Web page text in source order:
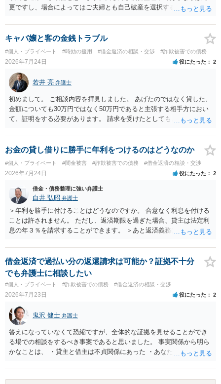
更ですし、場合によってはご夫婦とも自己破産を選択する方法もある
キャバ嬢と客の金銭トラブル
#個人・プライベート #時効の援用 #借金返済の相談・交渉 #詐欺被害での債務
2026年7月24日 役にたった 2
若井 亮 弁護士
初めまして。 ご相談内容を拝見しました。 あげたのではなく貸した、
金額についても30万円ではなく50万円であると主張する相手方におい
て、証明をする必要があります。 請求を受けたとしても、もらったも
れることになるでしょう。 請求があるまでは、こちらからアクション
を起こす必要はないかと思います。
お金の貸し借りに勝手に年利をつけるのはどうなのか
#個人・プライベート #闇金被害 #詐欺被害での債務 #借金返済の相談・交渉
2026年7月24日 役にたった 2
借金・債務整理に強い弁護士
白井 弘昭 弁護士
＞年利を勝手に付けることはどうなのですか。 合意なく利息を付ける
ことは許されません。 ただし、返済期限を過ぎた場合、貸主は法定利
息の年３％を請求することができます。 ＞あと返済義務はありますか
りたお金は返さなければいけませんし、勝手につけた利息は返済不要
です。 以上、ご参考まで。
借金返済で過払い分の返還請求は可能か？証拠不十分
でも弁護士に相談したい
#個人・プライベート #詐欺被害での債務 #借金返済の相談・交渉
2026年7月23日 役にたった 2
鬼沢 健士 弁護士
答えになっていなくて恐縮ですが、全体的な証拠を見せることができ
る場での相談をするべき事案であると思いました。 事実関係から明ら
かなことは、 ・貸主と借主は不貞関係にあった ・あなたから相手に金
想されるのは、 ・もらったものだ ・貸したかもしれないが、不法原因
給付ではない でしょう。 書かれた情報だけからは、不法原因給付であ